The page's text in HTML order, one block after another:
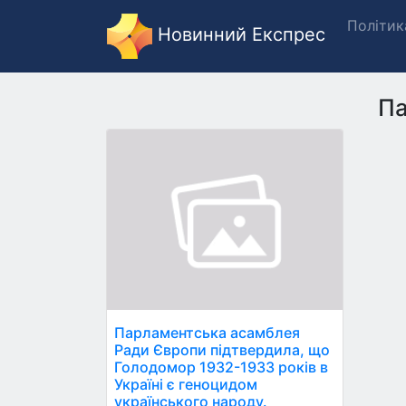
Новинний Експрес
Парламентська асамблея
Ради Європи підтвердила, що
Голодомор 1932-1933 років в
Україні є геноцидом
українського народу.